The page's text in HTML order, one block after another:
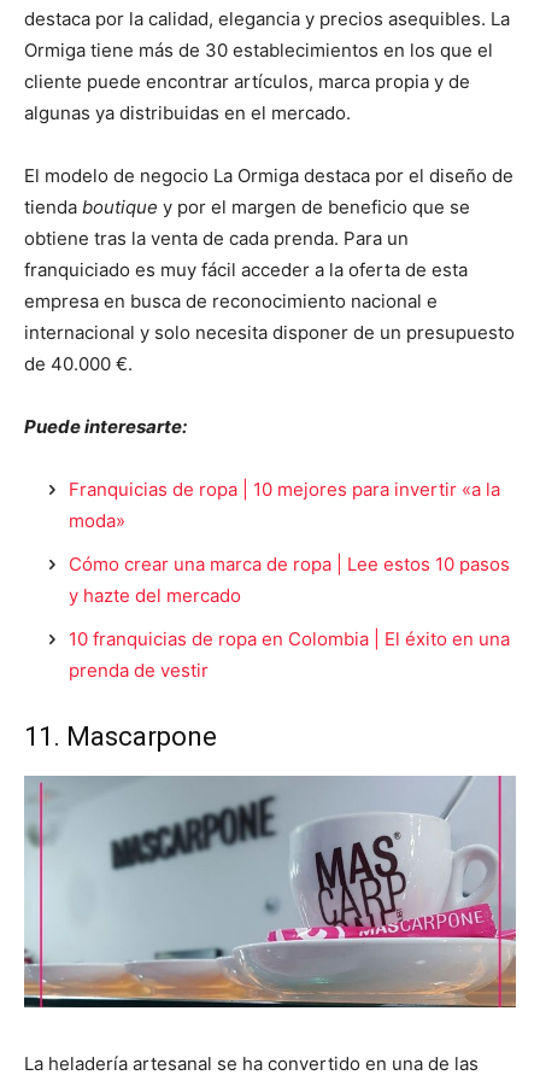
destaca por la calidad, elegancia y precios asequibles. La
Ormiga tiene más de 30 establecimientos en los que el
cliente puede encontrar artículos, marca propia y de
algunas ya distribuidas en el mercado.
El modelo de negocio La Ormiga destaca por el diseño de
tienda boutique y por el margen de beneficio que se
obtiene tras la venta de cada prenda. Para un
franquiciado es muy fácil acceder a la oferta de esta
empresa en busca de reconocimiento nacional e
internacional y solo necesita disponer de un presupuesto
de 40.000 €.
Puede interesarte:
Franquicias de ropa | 10 mejores para invertir «a la
moda»
Cómo crear una marca de ropa | Lee estos 10 pasos
y hazte del mercado
10 franquicias de ropa en Colombia | El éxito en una
prenda de vestir
11. Mascarpone
La heladería artesanal se ha convertido en una de las